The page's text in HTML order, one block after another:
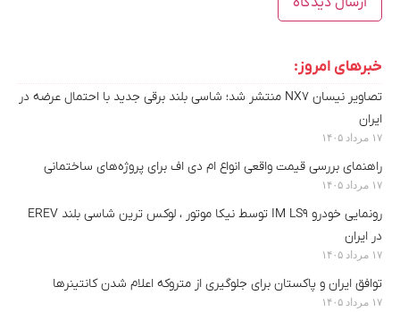
خبرهای امروز:
تصاویر نیسان NX7 منتشر شد؛ شاسی بلند برقی جدید با احتمال عرضه در
ایران
۱۷ مرداد ۱۴۰۵
راهنمای بررسی قیمت واقعی انواع ام دی اف برای پروژه‌های ساختمانی
۱۷ مرداد ۱۴۰۵
رونمایی خودرو IM LS9 توسط نیکا موتور ، لوکس ترین شاسی بلند EREV
در ایران
۱۷ مرداد ۱۴۰۵
توافق ایران و پاکستان برای جلوگیری از متروکه اعلام شدن کانتینرها
۱۷ مرداد ۱۴۰۵